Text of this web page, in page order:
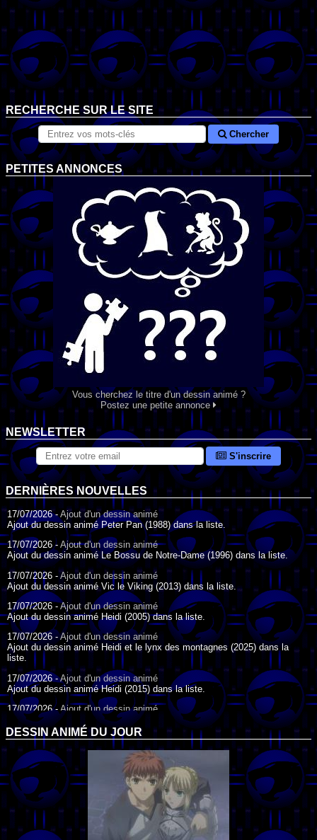
RECHERCHE SUR LE SITE
Chercher
PETITES ANNONCES
Vous cherchez le titre d'un dessin animé ?
Postez une petite annonce
NEWSLETTER
S'inscrire
DERNIÈRES NOUVELLES
17/07/2026 -Ajout d'un dessin animé
Ajout du dessin animé Peter Pan (1988) dans la liste.
17/07/2026 - Ajout d'un dessin animé
Ajout du dessin animé Le Bossu de Notre-Dame (1996) dans la liste.
17/07/2026 - Ajout d'un dessin animé
Ajout du dessin animé Vic le Viking (2013) dans la liste.
17/07/2026 -Ajout d'un dessin animé
Ajout du dessin animé Heidi (2005) dans la liste.
17/07/2026 -Ajout d'un dessin animé
Ajout du dessin animé Heidi et le lynx des montagnes (2025) dans la
liste.
17/07/2026 -Ajout d'un dessin animé
Ajout du dessin animé Heidi (2015) dans la liste.
17/07/2026 - Ajout d'un dessin animé
Ajout du dessin animé Heidi (1995) dans la liste.
09/07/2026 -Ajout d'un dessin animé
Ajout du dessin animé Genki l'Aventurier de la Chance (2006) dans la
liste.
04/07/2026 -
Ajout d'un dessin animé
Ajout du dessin animé Vilain Petit Canard (2000) dans la liste.
04/07/2026 -Ajout d'un dessin animé
Ajout du dessin animé Le Noël du vilain petit canard (2003) dans la liste.
DESSIN ANIMÉ DU JOUR